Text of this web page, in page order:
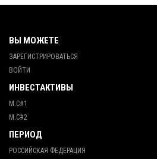
ВЫ МОЖЕТЕ
ЗАРЕГИСТРИРОВАТЬСЯ
ВОЙТИ
ИНВЕСТАКТИВЫ
М.С#1
М.С#2
ПЕРИОД
РОССИЙСКАЯ ФЕДЕРАЦИЯ